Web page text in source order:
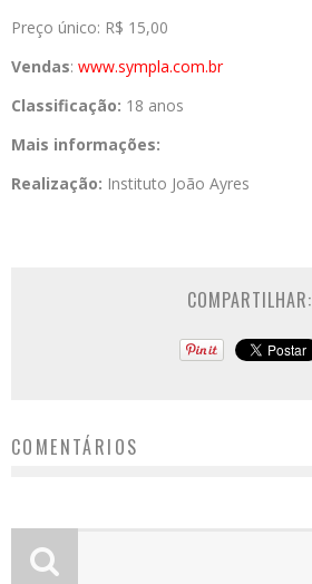
Preço único: R$ 15,00
Vendas: www.sympla.com.br
Classificação: 18 anos
Mais informações:
Realização: Instituto João Ayres
COMPARTILHAR:
COMENTÁRIOS